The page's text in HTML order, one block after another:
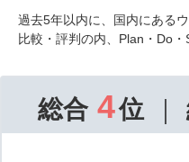
過去5年以内に、国内にある
比較・評判の内、Plan・Do
総合 4位